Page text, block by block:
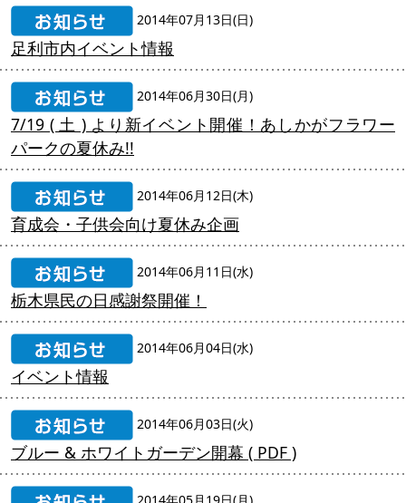
2014年07月13日(日)
足利市内イベント情報
2014年06月30日(月)
7/19 ( 土 ) より新イベント開催！あしかがフラワー
パークの夏休み!!
2014年06月12日(木)
育成会・子供会向け夏休み企画
2014年06月11日(水)
栃木県民の日感謝祭開催！
2014年06月04日(水)
イベント情報
2014年06月03日(火)
ブルー & ホワイトガーデン開幕 ( PDF )